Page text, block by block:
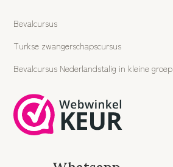
Bevalcursus
Turkse zwangerschapscursus
Bevalcursus Nederlandstalig in kleine groep